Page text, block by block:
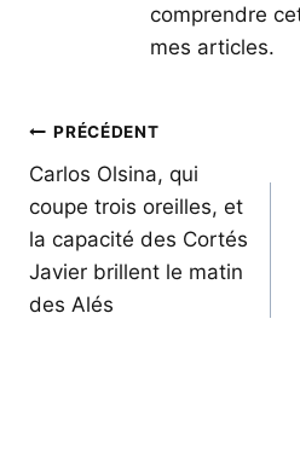
comprendre
mes articles.
Navigation
de
l’article
PRÉCÉDENT
Carlos Olsina, qui
coupe trois oreilles, et
la capacité des Cortés
Javier brillent le matin
des Alés